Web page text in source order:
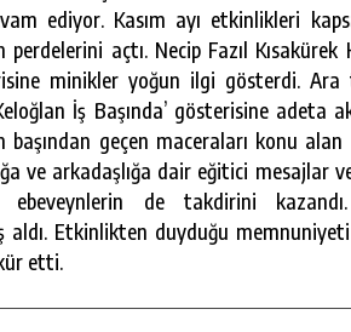
ediyor. Kasım ayı etkinlikleri
açtı. Necip Fazıl Kısakürek
minikler yoğun ilgi gösterdi.
İş Başında’ gösterisine adeta
geçen maceraları konu
ve arkadaşlığa dair eğitici mesajlar
ebeveynlerin de takdirini
aldı. Etkinlikten duyduğu
etti.
GÜNLÜK
GÖKSUN HAFIZLIK
ÖĞRENCILERINE